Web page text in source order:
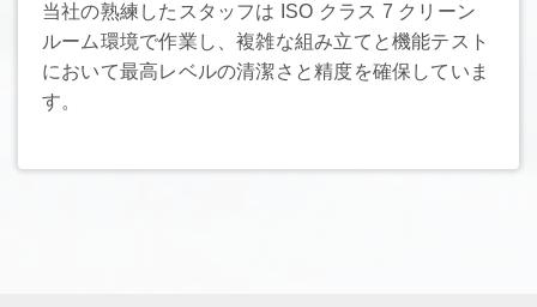
当社の熟練したスタッフは ISO クラス 7 クリーン
ルーム環境で作業し、複雑な組み立てと機能テスト
において最高レベルの清潔さと精度を確保していま
す。